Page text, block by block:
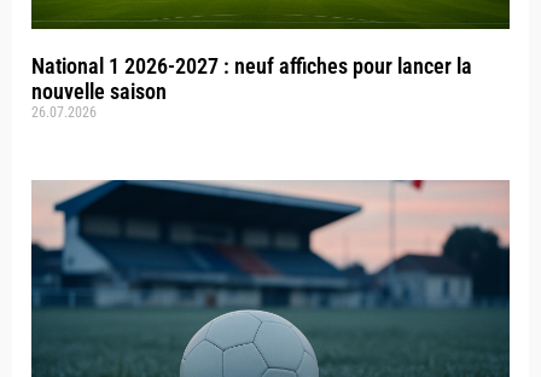
National 1 2026-2027 : neuf affiches pour lancer la
nouvelle saison
26.07.2026